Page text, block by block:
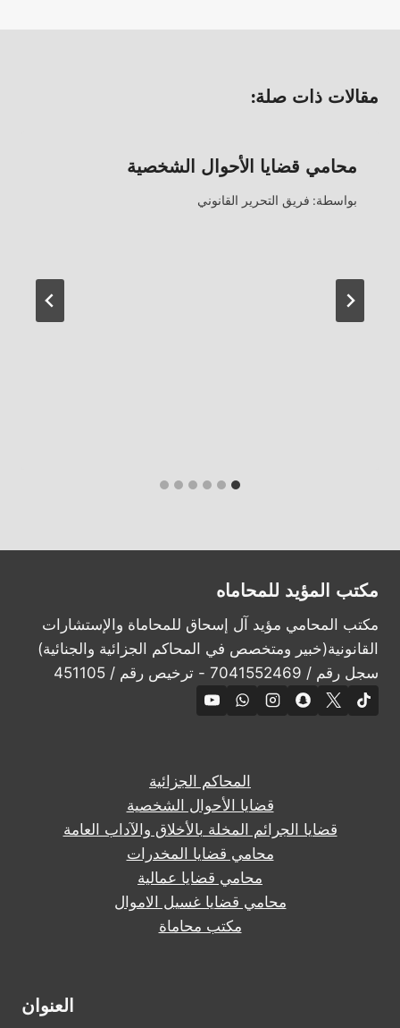
مقالات ذات صلة:
محامي قضايا الأحوال الشخصية
بواسطة: فريق التحرير القانوني
مكتب المؤيد للمحاماه
مكتب المحامي مؤيد آل إسحاق للمحاماة والإستشارات
القانونية(خبير ومتخصص في المحاكم الجزائية والجنائية)
سجل رقم / 7041552469 - ترخيص رقم / 451105
المحاكم الجزائية
قضايا الأحوال الشخصية
قضايا الجرائم المخلة بالأخلاق والآداب العامة
محامي قضايا المخدرات
محامي قضايا عمالية
محامي قضايا غسيل الاموال
مكتب محاماة
العنوان